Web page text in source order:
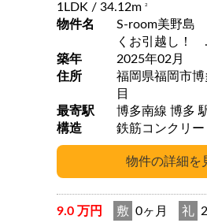
1LDK / 34.12m 2
物件名
S-room美野島
くお引越し！
築年
2025年02月
住所
福岡県福岡市
目
最寄駅
構造
鉄筋コンクリー
9.0 万円 敷 0ヶ月 礼